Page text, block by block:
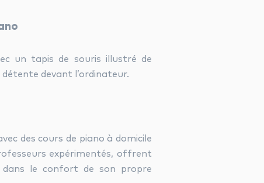
un tapis de souris illustré de
devant l’ordinateur.
des cours de piano à domicile
expérimentés, offrent
dans le confort de son propre